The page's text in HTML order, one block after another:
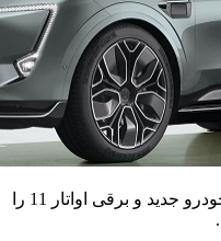
شرکت بی ام کارز مشخصات کامل خودرو جدید و برقی اواتار 11 را